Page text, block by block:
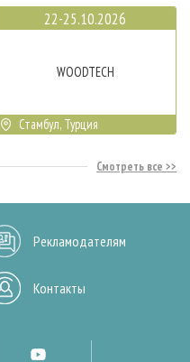
22-25.10.2026
WOODTECH
Стамбул, Турция
Смотреть все
Рекламодателям
Контакты